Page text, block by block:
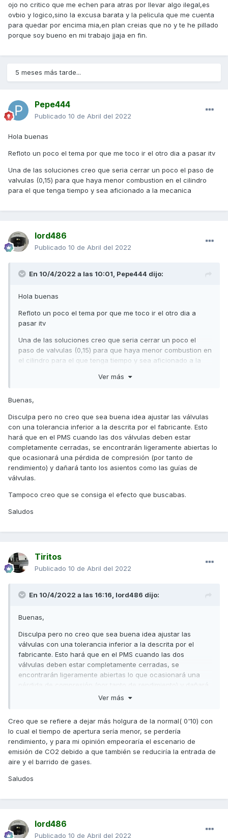
ojo no critico que me echen para atras por llevar algo ilegal,es
ovbio y logico,sino la excusa barata y la pelicula que me cuenta
para quedar por encima mia,en plan creias que no y te he pillado
porque soy bueno en mi trabajo jjaja en fin.
5 meses más tarde...
Pepe444
Publicado 10 de Abril del 2022
Hola buenas
Refloto un poco el tema por que me toco ir el otro dia a pasar itv
Una de las soluciones creo que seria cerrar un poco el paso de
valvulas (0,15) para que haya menor combustion en el cilindro
para el que tenga tiempo y sea aficionado a la mecanica
lord486
Publicado 10 de Abril del 2022
En 10/4/2022 a las 10:01, Pepe444 dijo:
Hola buenas
Refloto un poco el tema por que me toco ir el otro dia a
pasar itv
Una de las soluciones creo que seria cerrar un poco el
paso de valvulas (0,15) para que haya menor combustion en
el cilindro para el que tenga tiempo y sea aficionado a la
Ver más
Buenas,
Disculpa pero no creo que sea buena idea ajustar las válvulas
con una tolerancia inferior a la descrita por el fabricante. Esto
hará que en el PMS cuando las dos válvulas deben estar
completamente cerradas, se encontrarán ligeramente abiertas lo
que ocasionará una pérdida de compresión (por tanto de
rendimiento) y dañará tanto los asientos como las guías de
válvulas.
Tampoco creo que se consiga el efecto que buscabas.
Saludos
Tiritos
Publicado 10 de Abril del 2022
En 10/4/2022 a las 16:16, lord486 dijo:
Buenas,
Disculpa pero no creo que sea buena idea ajustar las
válvulas con una tolerancia inferior a la descrita por el
fabricante. Esto hará que en el PMS cuando las dos
válvulas deben estar completamente cerradas, se
encontrarán ligeramente abiertas lo que ocasionará una
pérdida de compresión (por tanto de rendimiento) y dañará
tanto los asientos como las guías de válvulas.
Saludos
Ver más
Creo que se refiere a dejar más holgura de la normal( 0'10) con
lo cual el tiempo de apertura sería menor, se perdería
rendimiento, y para mi opinión empeoraría el escenario de
emisión de CO2 debido a que también se reduciría la entrada de
aire y el barrido de gases.
Saludos
lord486
Publicado 10 de Abril del 2022